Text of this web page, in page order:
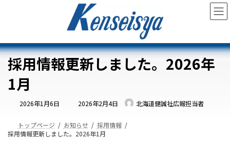
ツ
へ
シ
ョ採用情報更新しました。2026年
1月
2026年1月6日 最
終
日
時
:
2026年2月4日 北海道健誠社広報担当者
トップページ お知らせ
採用情報
採用情報更新しました。2026年1月